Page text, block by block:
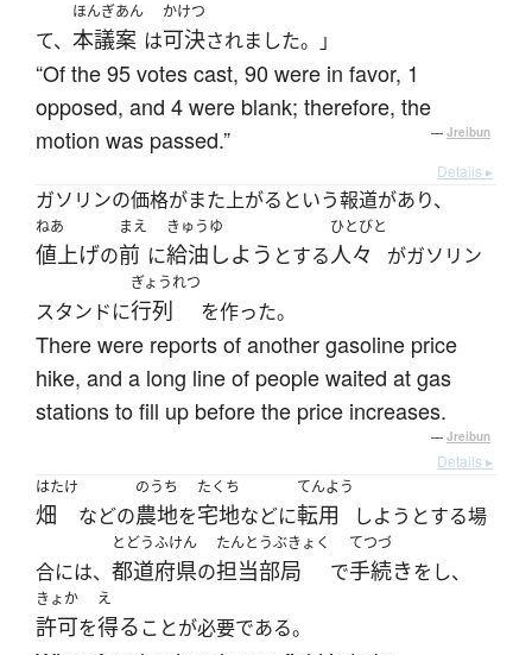
て、
ほんぎあん
本議案 は
かけつ
可決されました。」
“Of the 95 votes cast, 90 were in favor, 1
opposed, and 4 were blank; therefore, the
motion was passed.”
— Jreibun
Details ▸
ガソリンの価格がまた上がるという報道があり、
ねあ
値上げの
まえ
前 に
きゅうゆ
給油しよう とする
ひとびと
人々 がガソリン
スタンドに
ぎょうれつ
行列 を作った。
There were reports of another gasoline price
hike, and a long line of people waited at gas
stations to fill up before the price increases.
— Jreibun
Details ▸
はたけ
畑 などの
のうち
農地を
たくち
宅地などに
てんよう
転用 しようとする場
合には、
とどうふけん
都道府県の
たんとうぶきょく
担当部局 で
てつづ
手続きをし、
きょか
許可を
え
得ることが必要である。